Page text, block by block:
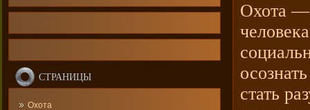
СТРАНИЦЫ
Охота
Охота —
стать